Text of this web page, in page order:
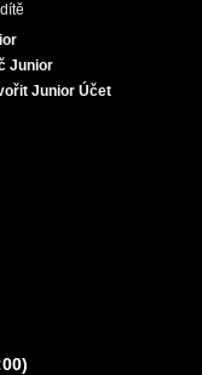
Junior
Junior Účet